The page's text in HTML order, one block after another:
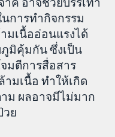
การทำกิจกรรม
มเนื้ออ่อนแรงได้
ภูมิคุ้มกัน ซึ่งเป็น
มตีการสื่อสาร
ามเนื้อ ทำให้เกิด
ม ผลอาจมีไม่มาก
ย